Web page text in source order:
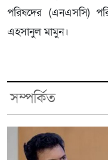
পরিষদের (এনএসসি)
এহসানুল মামুন।
সম্পর্কিত